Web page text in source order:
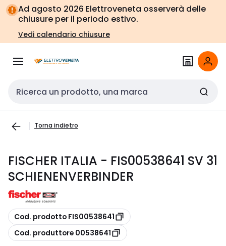
Vai alla
navigazione
Vai
alla
pagina
Ad agosto 2026 Elettroveneta osserverà delle
chiusure per il periodo estivo.
Vedi calendario chiusure
Cerca input
Torna indietro
FISCHER ITALIA - FIS00538641 SV 31
SCHIENENVERBINDER
copia
Cod. prodotto FIS00538641
copia
Cod. produttore 00538641